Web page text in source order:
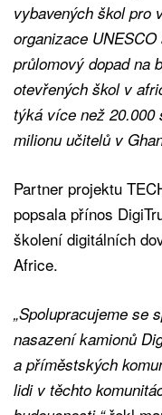
vybavených škol pro
organizace
průlomový dopad na
otevřených škol v
týká více než 20.000
milionu učitelů v
Partner projektu
popsala přínos
školení digitálních
Africe.
„Spolupracujeme se
nasazení kamionů
a příměstských
lidi v těchto